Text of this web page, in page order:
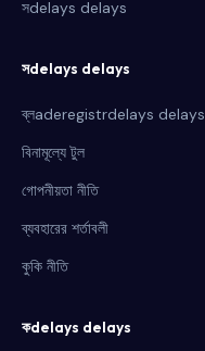
সdelays delays
সdelays delays
ব্লaderegistrdelays delays
বিনামূল্যে টুল
গোপনীয়তা নীতি
ব্যবহারের শর্তাবলী
কুকি নীতি
কdelays delays